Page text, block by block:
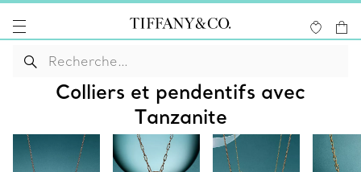
Colliers et pendentifs avec
Tanzanite